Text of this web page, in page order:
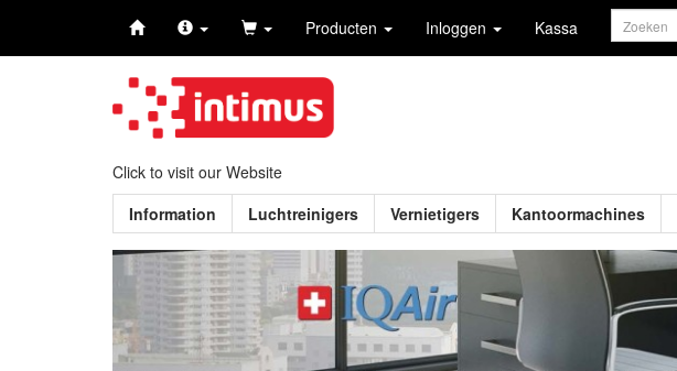
Producten Inloggen Kassa
Click to visit our Website
Information
Luchtreinigers Vernietigers Kantoormachines